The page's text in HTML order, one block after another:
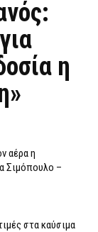
η
αέρα η
Σιμόπουλο –
στα καύσιμα